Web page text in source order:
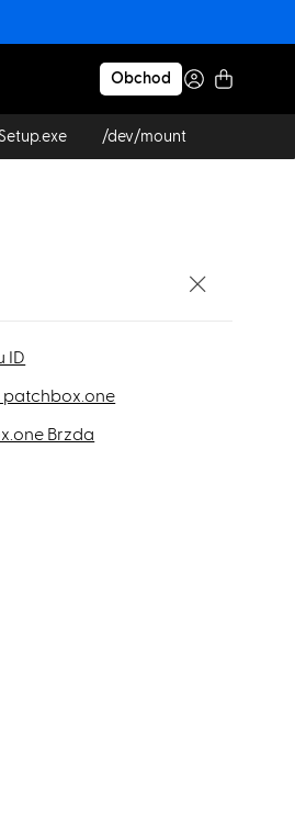
Obchod
Setup.exe /dev/mount
ID
patchbox.one
Brzda